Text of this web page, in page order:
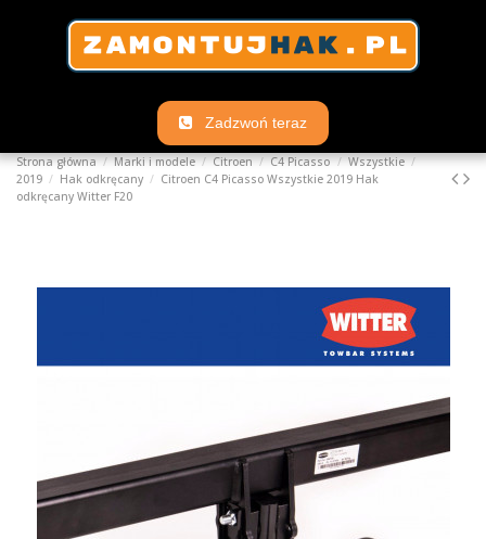
Zadzwoń teraz
Strona główna Marki i modele Citroen C4 Picasso
Wszystkie
2019
Hak odkręcany
Citroen C4 Picasso Wszystkie 2019 Hak
odkręcany Witter F20